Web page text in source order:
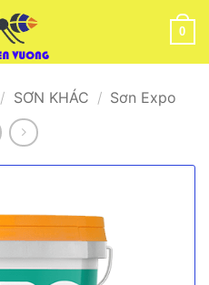
0
/ SƠN KHÁC / Sơn Expo